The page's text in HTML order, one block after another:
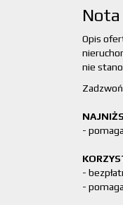
Opis
nie
-
-
-